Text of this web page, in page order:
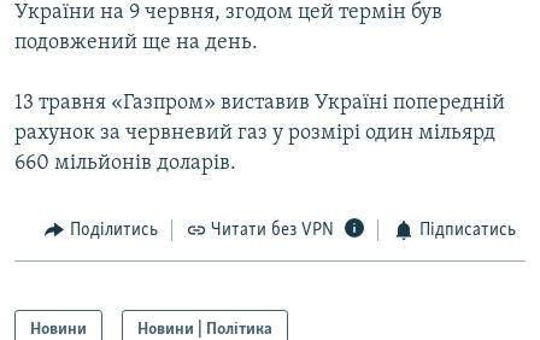
України на 9 червня, згодом цей термін був
подовжений ще на день.
13 травня «Газпром» виставив Україні попередній
рахунок за червневий газ у розмірі один мільярд
660 мільйонів доларів.
Поділитись Читати без VPN Підписатись
Новини Новини | Політика